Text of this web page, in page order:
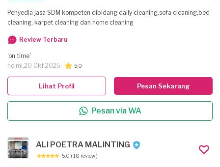
Penyedia jasa SDM kompeten dibidang daily cleaning,sofa cleaning,bed
cleaning, karpet cleaning dan home cleaning
Review Terbaru
'on time'
helmi,20 Okt 2025 5,0
Pesan Sekarang
Pesan via WA
Lihat Profil
ALI POETRA MALINTING
5.0 ( 18 review )